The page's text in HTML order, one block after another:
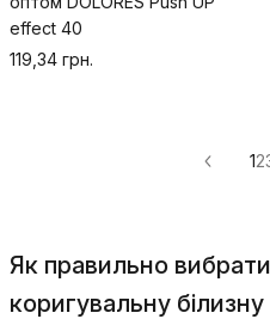
effect 40
119,34 грн.
12
Як правильно
коригувальну білизну